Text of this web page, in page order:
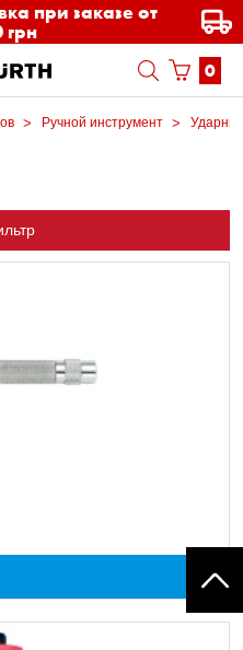
при заказе от
грн
0
Ручной инструмент